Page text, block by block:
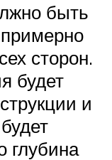
быть
сторон.
будет
и
глубина